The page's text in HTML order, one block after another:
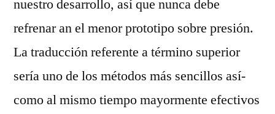
nuestro desarrollo, así que nunca debe
refrenar an el menor prototipo sobre presión.
La traducción referente a término superior
serí­a uno de los métodos más sencillos así­
como al mismo tiempo mayormente efectivos